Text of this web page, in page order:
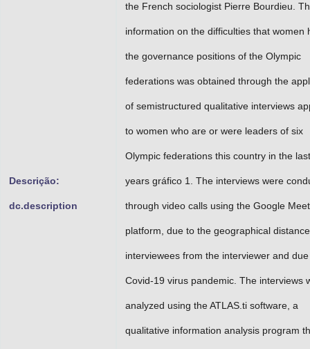
Descrição:
dc.description
the French sociologist Pierre Bourdieu.
information on the difficulties that women
the governance positions of the Olympic
federations was obtained through the
of semistructured qualitative interviews
to women who are or were leaders of six
Olympic federations this country in the
years gráfico 1. The interviews were
through video calls using the Google Meet
platform, due to the geographical
interviewees from the interviewer and
Covid-19 virus pandemic. The interviews
analyzed using the ATLAS.ti software, a
qualitative information analysis program